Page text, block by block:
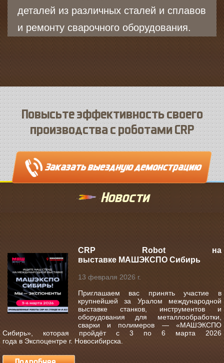
деталей из различных сталей и сплавов
и ремонту сварочного оборудования.
Повысьте эффективность своего
производства с роботами CRP
Новости
CRP Robot на
выставке МАШЭКСПО Сибирь
13 февраля 2026 г.
Приглашаем вас принять участие в
крупнейшей за Уралом международной
выставке станков, инструментов и
оборудования для металлообработки,
сварки и полимеров —«МАШЭКСПО
Сибирь», которая пройдёт с3 по 6 марта 2026
годавЭкспоцентре г. Новосибирска.